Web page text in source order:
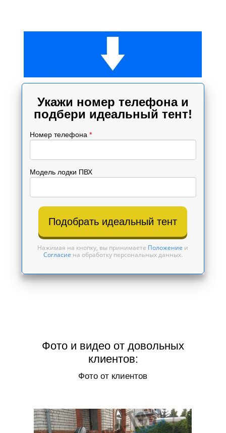
Укажи номер телефона и
подбери идеальный тент!
Номер телефона *
Модель лодки ПВХ
Подобрать идеальный тент
Нажимая на кнопку, вы принимаете Положение и
Согласие на обработку персональных данных.
Фото и видео от довольных
клиентов:
Фото от клиентов